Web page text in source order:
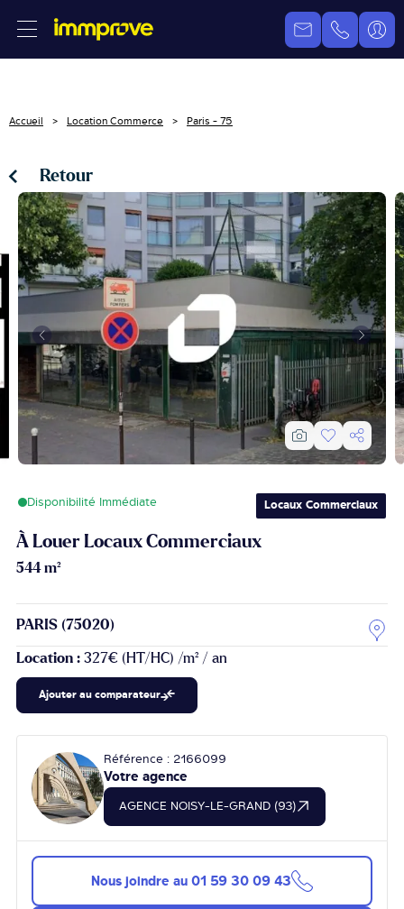
Accueil Location Commerce Paris - 75
Retour
Disponibilité Immédiate Locaux Commerciaux
À Louer Locaux Commerciaux
544 m²
PARIS (75020)
Location : 327€ (HT/HC) /m² / an
Ajouter au comparateur
Référence : 2166099
Votre agence
AGENCE NOISY-LE-GRAND (93)
Nous joindre au 01 59 30 09 43